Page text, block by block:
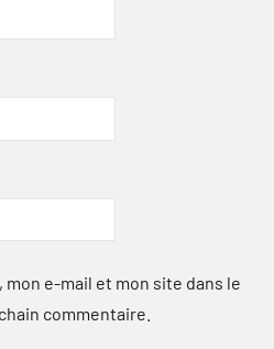
e-mail et mon site dans le
commentaire.